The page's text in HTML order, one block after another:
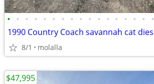
• • • • • • • • • • • • • • • • •
8/1 molalla
$47,995